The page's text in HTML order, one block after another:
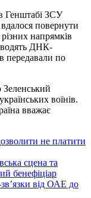
Генштабі ЗСУ
повернути
напрямків
ДНК-
передавали по
воїнів.
вважає
не платити
сцена та
бенефіціар
від ОАЕ до